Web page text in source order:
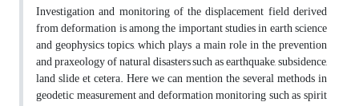
Investigation and monitoring of the displacement field derived
from deformation is among the important studies in earth science
and geophysics topics, which plays a main role in the prevention
and praxeology of natural disasters such as earthquake, subsidence,
land slide et cetera. Here we can mention the several methods in
geodetic measurement and deformation monitoring such as spirit